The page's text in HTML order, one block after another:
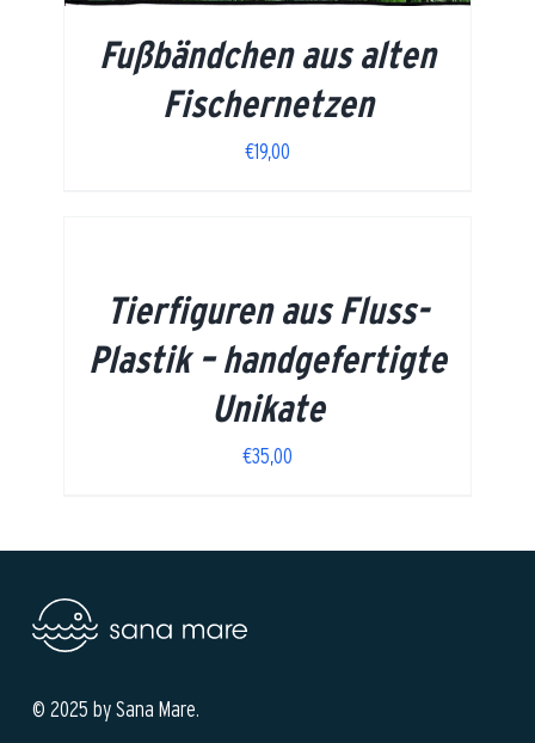
Fußbändchen aus alten
Fischernetzen
€19,00
Tierfiguren aus Fluss-
Plastik – handgefertigte
Unikate
€35,00
© 2025 by Sana Mare.